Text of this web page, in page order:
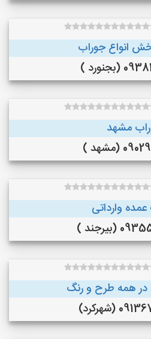
انواع جوراب
)
مشهد
(مشهد )
وارداتی
)
در همه طرح و رنگ
(شهرکرد)